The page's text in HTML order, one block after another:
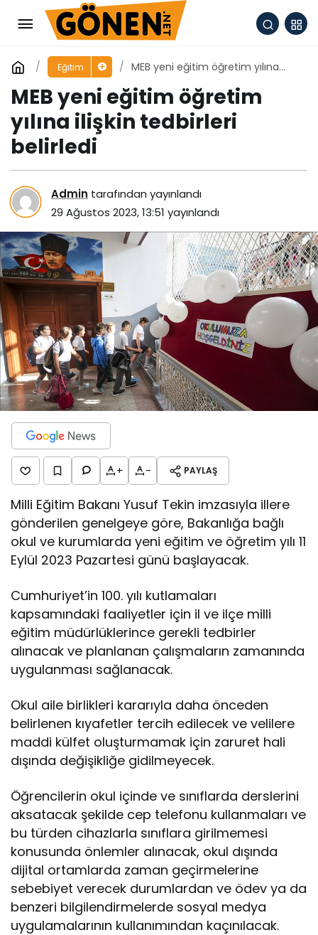
Eğitim
MEB yeni eğitim öğretim yılına
MEB yeni eğitim öğretim
yılına ilişkin tedbirleri
belirledi
Admin tarafından yayınlandı
29 Ağustos 2023, 13:51 yayınlandı
+ - PAYLAŞ
Milli Eğitim Bakanı Yusuf Tekin imzasıyla illere
gönderilen genelgeye göre, Bakanlığa bağlı
okul ve kurumlarda yeni eğitim ve öğretim yılı 11
Eylül 2023 Pazartesi günü başlayacak.
Cumhuriyet’in 100. yılı kutlamaları
kapsamındaki faaliyetler için il ve ilçe milli
eğitim müdürlüklerince gerekli tedbirler
alınacak ve planlanan çalışmaların zamanında
uygulanması sağlanacak.
Okul aile birlikleri kararıyla daha önceden
belirlenen kıyafetler tercih edilecek ve velilere
maddi külfet oluşturmamak için zaruret hali
dışında değişikliğe gidilmeyecek.
Öğrencilerin okul içinde ve sınıflarda derslerini
aksatacak şekilde cep telefonu kullanmaları ve
bu türden cihazlarla sınıflara girilmemesi
konusunda önlemler alınacak, okul dışında
dijital ortamlarda zaman geçirmelerine
sebebiyet verecek durumlardan ve ödev ya da
benzeri bilgilendirmelerde sosyal medya
uygulamalarının kullanımından kaçınılacak.